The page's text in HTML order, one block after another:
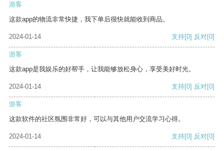
游客
这款app的物流非常快捷，我下单后很快就能收到商品。
2024-01-14 支持[0] 反对[0]
游客
这款app是我娱乐的好帮手，让我能够放松身心，享受美好时光。
2024-01-14 支持[0] 反对[0]
游客
这款软件的社区氛围非常好，可以与其他用户交流学习心得。
2024-01-14 支持[0] 反对[0]